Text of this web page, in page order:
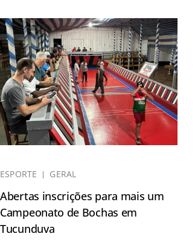
ESPORTE GERAL
Abertas inscrições para mais um
Campeonato de Bochas em
Tucunduva